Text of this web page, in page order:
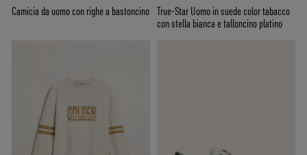
Camicia da uomo con righe a bastoncino True-Star Uomo in suede color tabacco
con stella bianca e talloncino platino